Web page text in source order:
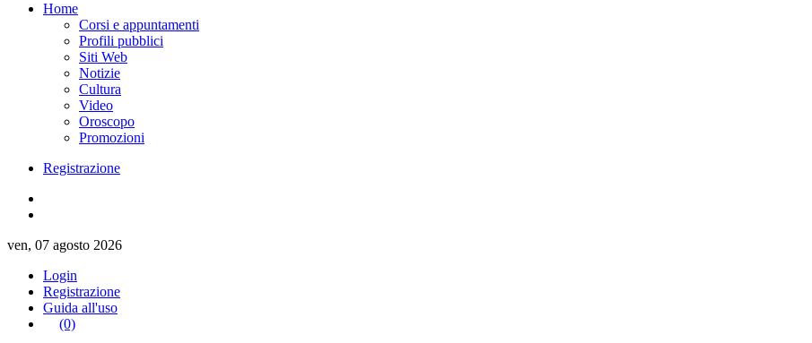
Home
Corsi e appuntamenti
Profili pubblici
Siti Web
Notizie
Cultura
Video
Oroscopo
Promozioni
Registrazione
ven, 07 agosto 2026
Login
Registrazione
Guida all'uso
(0)